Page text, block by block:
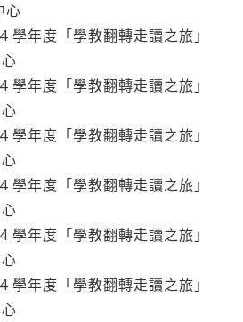
心
學年度「學教翻轉走讀之旅」
學年度「學教翻轉走讀之旅」
學年度「學教翻轉走讀之旅」
學年度「學教翻轉走讀之旅」
學年度「學教翻轉走讀之旅」
學年度「學教翻轉走讀之旅」